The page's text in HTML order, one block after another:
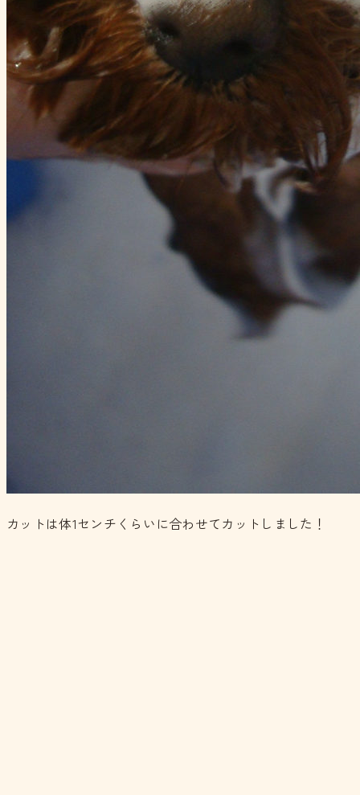
カットは体1センチくらいに合わせてカットしました！